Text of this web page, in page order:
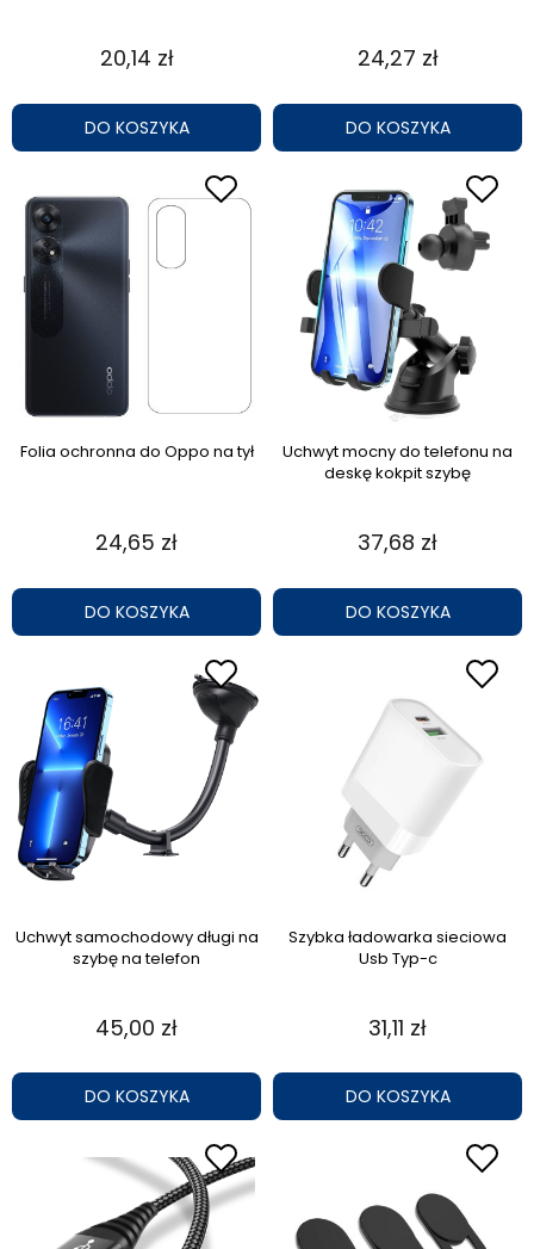
20,14 zł
DO KOSZYKA
24,27 zł
DO KOSZYKA
Folia ochronna do Oppo na tył
24,65 zł
DO KOSZYKA
Uchwyt mocny do telefonu na
deskę kokpit szybę
37,68 zł
DO KOSZYKA
Uchwyt samochodowy długi na
szybę na telefon
45,00 zł
DO KOSZYKA
Szybka ładowarka sieciowa
Usb Typ-c
31,11 zł
DO KOSZYKA